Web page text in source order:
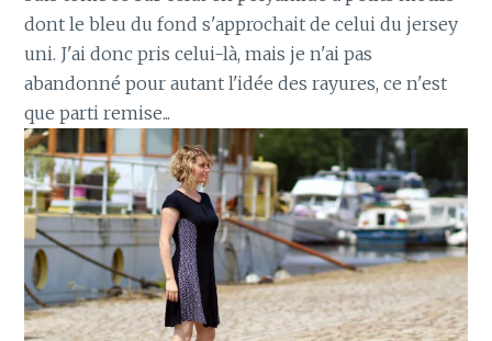
dont le bleu du fond s'approchait de celui du jersey
uni. J'ai donc pris celui-là, mais je n'ai pas
abandonné pour autant l'idée des rayures, ce n'est
que parti remise...